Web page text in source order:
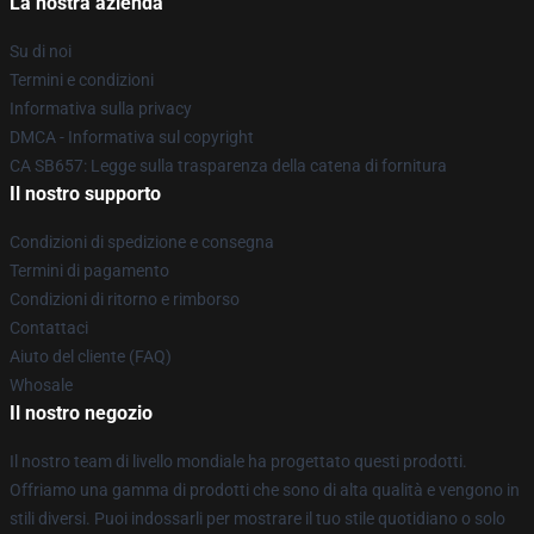
Su di noi
Termini e condizioni
Informativa sulla privacy
DMCA - Informativa sul copyright
CA SB657: Legge sulla trasparenza della catena di fornitura
Il nostro supporto
Condizioni di spedizione e consegna
Termini di pagamento
Condizioni di ritorno e rimborso
Contattaci
Aiuto del cliente (FAQ)
Whosale
Il nostro negozio
Il nostro team di livello mondiale ha progettato questi prodotti.
Offriamo una gamma di prodotti che sono di alta qualità e vengono in
stili diversi. Puoi indossarli per mostrare il tuo stile quotidiano o solo